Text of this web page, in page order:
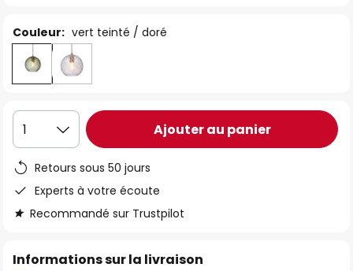
Couleur: vert teinté / doré
1 Ajouter au panier
Retours sous 50 jours
Experts à votre écoute
Recommandé sur Trustpilot
Informations sur la livraison